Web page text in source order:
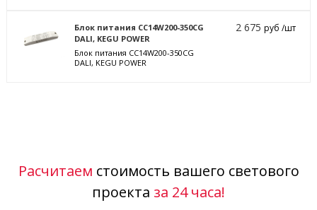
Блок питания CC14W200-350CG
DALI, KEGU POWER
Блок питания CC14W200-350CG
DALI, KEGU POWER
2 675руб /шт
Расчитаем стоимость вашего светового
проекта за 24 часа!